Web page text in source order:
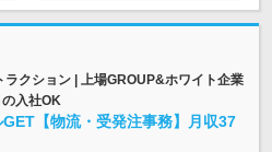
クション | 上場GROUP&ホワイト企業
入社OK
【物流・受発注事務】月収37